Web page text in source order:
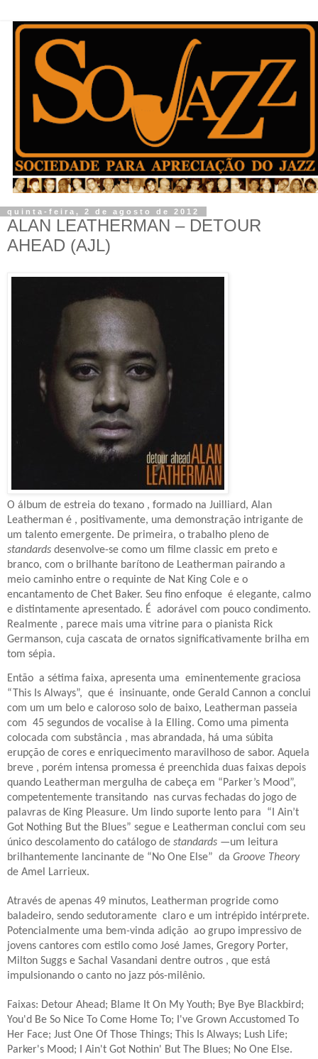
quinta-feira, 2 de agosto de 2012
ALAN LEATHERMAN – DETOUR
AHEAD (AJL)
O álbum de estreia do texano , formado na Juilliard, Alan
Leatherman é , positivamente, uma demonstração intrigante de
um talento emergente. De primeira, o trabalho pleno de
standards desenvolve-se como um filme classic em preto e
branco, com o brilhante barítono de Leatherman pairando a
meio caminho entre o requinte de Nat King Cole e o
encantamento de Chet Baker. Seu fino enfoque é elegante, calmo
e distintamente apresentado. É adorável com pouco condimento.
Realmente , parece mais uma vitrine para o pianista Rick
Germanson, cuja cascata de ornatos significativamente brilha em
tom sépia.
Então a sétima faixa, apresenta uma eminentemente graciosa
“This Is Always”, que é insinuante, onde Gerald Cannon a conclui
com um um belo e caloroso solo de baixo, Leatherman passeia
com 45 segundos de vocalise à la Elling. Como uma pimenta
colocada com substância , mas abrandada, há uma súbita
erupção de cores e enriquecimento maravilhoso de sabor. Aquela
breve , porém intensa promessa é preenchida duas faixas depois
quando Leatherman mergulha de cabeça em “Parker’s Mood”,
competentemente transitando nas curvas fechadas do jogo de
palavras de King Pleasure. Um lindo suporte lento para
“I Ain’t
Got Nothing But the Blues” segue e Leatherman conclui com seu
único descolamento do catálogo de standards —um leitura
brilhantemente lancinante de “No One Else” da Groove Theory
de Amel Larrieux.
Através de apenas 49 minutos, Leatherman progride como
baladeiro, sendo sedutoramente claro e um intrépido intérprete.
Potencialmente uma bem-vinda adição ao grupo impressivo de
jovens cantores com estilo como José James, Gregory Porter,
Milton Suggs e Sachal Vasandani dentre outros , que está
impulsionando o canto no jazz pós-milênio.
Faixas: Detour Ahead; Blame It On My Youth; Bye Bye Blackbird;
You'd Be So Nice To Come Home To; I've Grown Accustomed To
Her Face; Just One Of Those Things; This Is Always; Lush Life;
Parker's Mood; I Ain't Got Nothin' But The Blues; No One Else.